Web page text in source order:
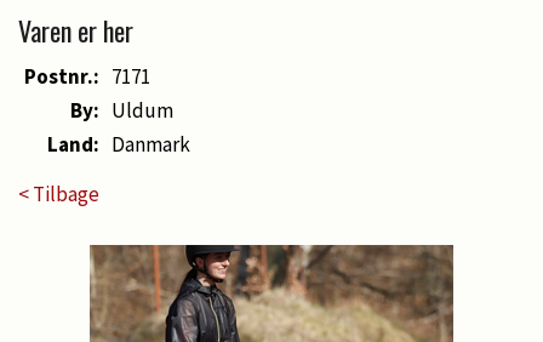
Varen er her
Postnr.: 7171
By: Uldum
Land: Danmark
< Tilbage